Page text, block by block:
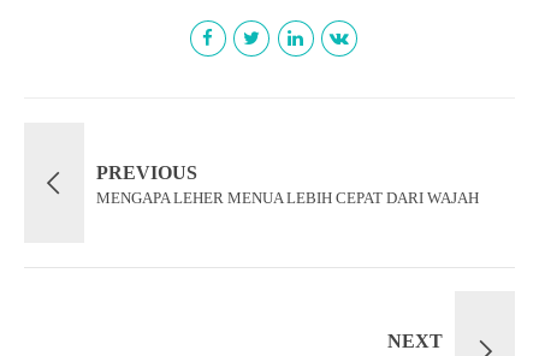
PREVIOUS
MENGAPA LEHER MENUA LEBIH CEPAT DARI WAJAH
NEXT